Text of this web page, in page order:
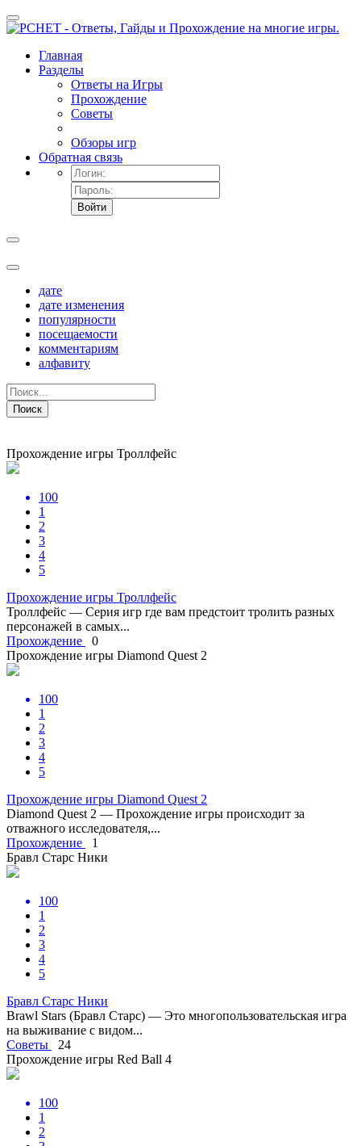
Главная
Разделы
Ответы на Игры
Прохождение
Советы
Обзоры игр
Обратная связь
Войти
дате
дате изменения
популярности
посещаемости
комментариям
алфавиту
Поиск
Прохождение игры Троллфейс
100
1
2
3
4
5
Прохождение игры Троллфейс
Троллфейс — Серия игр где вам предстоит тролить разных
персонажей в самых...
Прохождение
0
Прохождение игры Diamond Quest 2
100
1
2
3
4
5
Прохождение игры Diamond Quest 2
Diamond Quest 2 — Прохождение игры происходит за
отважного исследователя,...
Прохождение
1
Бравл Старс Ники
100
1
2
3
4
5
Бравл Старс Ники
Brawl Stars (Бравл Старс) — Это многопользовательская игра
на выживание с видом...
Советы
24
Прохождение игры Red Ball 4
100
1
2